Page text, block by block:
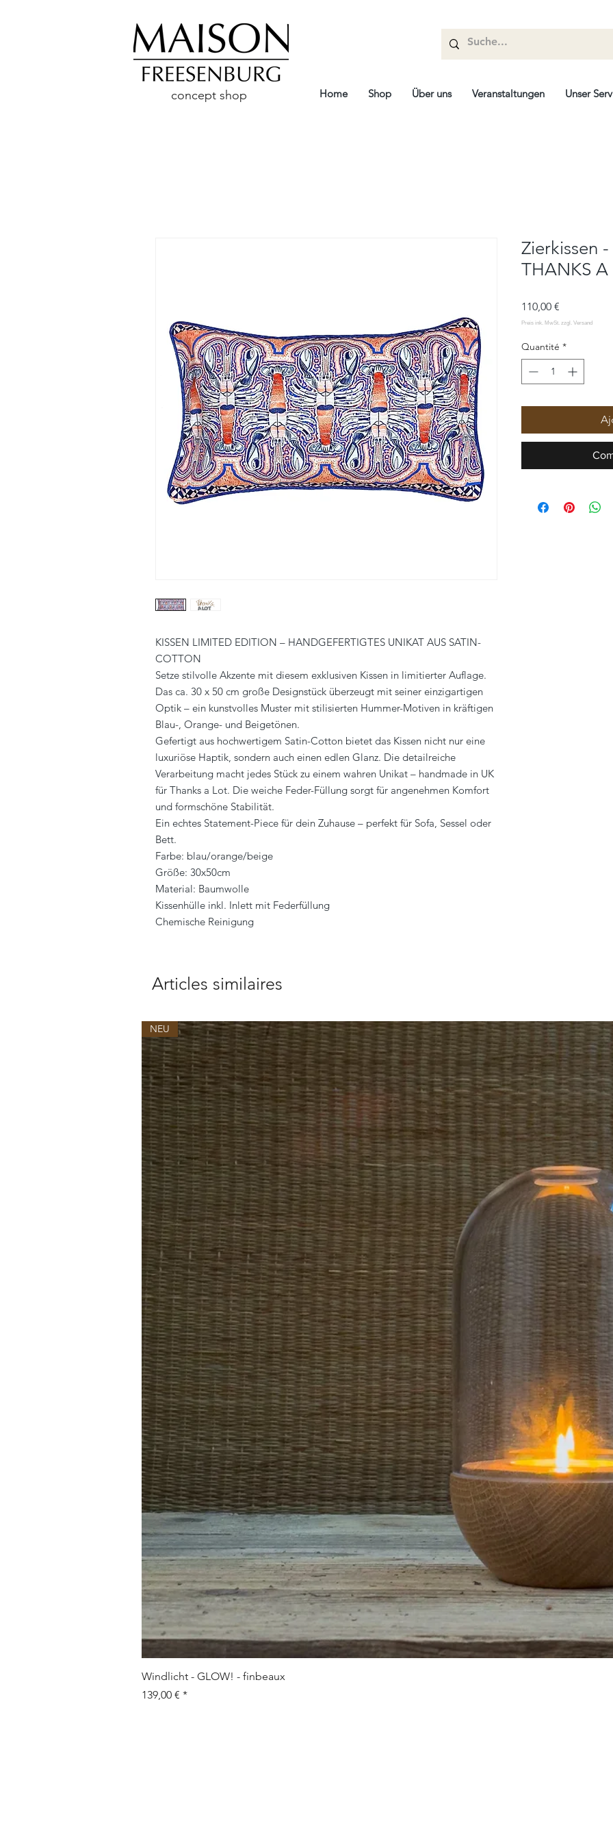
concept shop Home Shop Über uns Veranstaltungen Unser
KISSEN LIMITED EDITION – HANDGEFERTIGTES UNIKAT AUS SATIN-
COTTON
Setze stilvolle Akzente mit diesem exklusiven Kissen in limitierter Auflage.
Das ca. 30 x 50 cm große Designstück überzeugt mit seiner einzigartigen
Optik – ein kunstvolles Muster mit stilisierten Hummer-Motiven in kräftigen
Blau-, Orange- und Beigetönen.
Gefertigt aus hochwertigem Satin-Cotton bietet das Kissen nicht nur eine
luxuriöse Haptik, sondern auch einen edlen Glanz. Die detailreiche
Verarbeitung macht jedes Stück zu einem wahren Unikat – handmade in UK
für Thanks a Lot. Die weiche Feder-Füllung sorgt für angenehmen Komfort
und formschöne Stabilität.
Ein echtes Statement-Piece für dein Zuhause – perfekt für Sofa, Sessel oder
Bett.
Farbe: blau/orange/beige
Größe: 30x50cm
Material: Baumwolle
Kissenhülle inkl. Inlett mit Federfüllung
Chemische Reinigung
Zierkissen
THANKS A
110,00 €
Quantité *
Articles similaires
NEU
Windlicht - GLOW! - finbeaux
Prix
139,00 €